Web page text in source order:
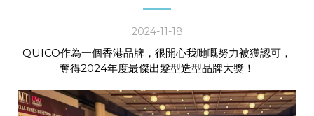
2024-11-18
QUICO作為一個香港品牌，很開心我哋嘅努力被獲認可，
奪得2024年度最傑出髮型造型品牌大獎！